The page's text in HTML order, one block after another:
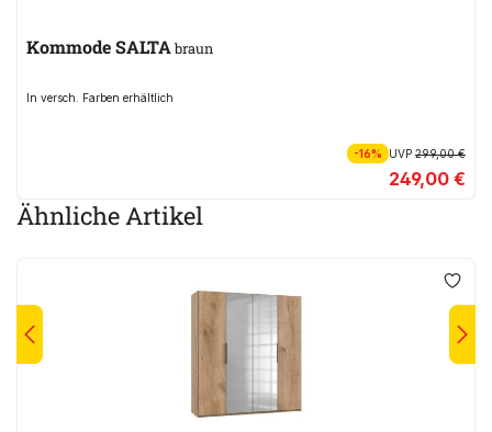
Kommode SALTAbraun
In versch. Farben erhältlich
-16% UVP299,00 €
249,00 €
Ähnliche Artikel